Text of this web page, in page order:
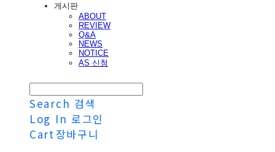
게시판
ABOUT
REVIEW
Q&A
NEWS
NOTICE
AS 신청
Search 검색
Log In 로그인
Cart 장바구니